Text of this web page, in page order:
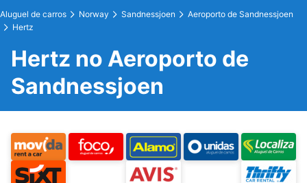
Aluguel de carros Norway Sandnessjoen
Aeroporto de Sandnessjoen
Hertz
Hertz no Aeroporto de
Sandnessjoen